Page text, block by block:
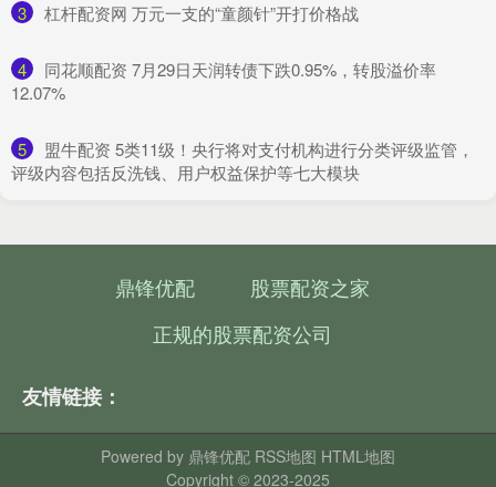
3 ​杠杆配资网 万元一支的“童颜针”开打价格战
4
​同花顺配资 7月29日天润转债下跌0.95%，转股溢价率
12.07%
5
​盟牛配资 5类11级！央行将对支付机构进行分类评级监管，
评级内容包括反洗钱、用户权益保护等七大模块
鼎锋优配
股票配资之家
正规的股票配资公司
友情链接：
Powered by 鼎锋优配 RSS地图 HTML地图
Copyright © 2023-2025